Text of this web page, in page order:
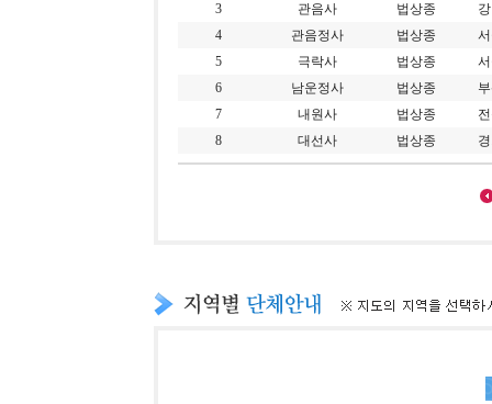
3
관음사 법상종
4
관음정사 법상종
5
극락사 법상종
6
남운정사 법상종
7
내원사 법상종
8
대선사 법상종